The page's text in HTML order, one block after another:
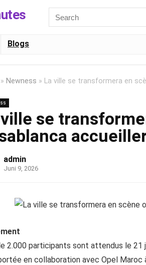
for:
Blogs
» Newness » La ville se transformera en
se
admin
Juni 9, 2026
2.000 participants sont attendus le 21
en collaboration avec Opel Maroc